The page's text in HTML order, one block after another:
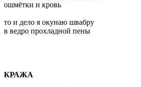
ошмётки и кровь
то и дело я окунаю швабру
в ведро прохладной пены
КРАЖА